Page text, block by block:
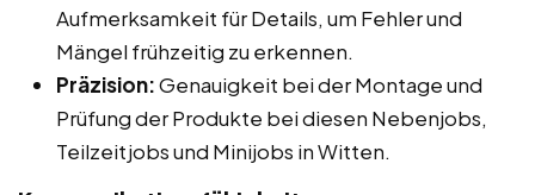
Aufmerksamkeit für Details, um Fehler und
Mängel frühzeitig zu erkennen.
Präzision:Genauigkeit bei der Montage und
Prüfung der Produkte bei diesen Nebenjobs,
Teilzeitjobs und Minijobs in Witten.